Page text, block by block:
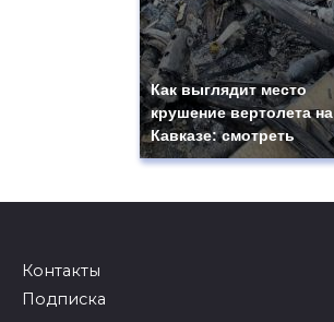
Как выглядит место
крушение вертолета на
Кавказе: смотреть
Контакты
Подписка